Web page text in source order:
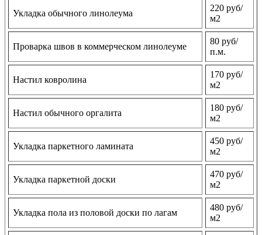
Укладка обычного линолеума
220 руб/
м2
Проварка швов в коммерческом линолеуме
80 руб/
п.м.
Настил ковролина
170 руб/
м2
Настил обычного оргалита
180 руб/
м2
Укладка паркетного ламината
450 руб/
м2
Укладка паркетной доски
470 руб/
м2
Укладка пола из половой доски по лагам
480 руб/
м2